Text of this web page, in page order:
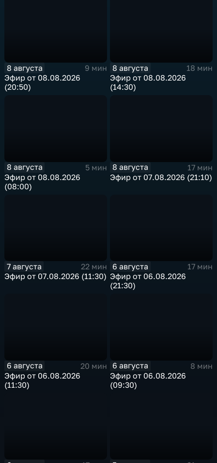
8 августа
9 мин
Эфир от 08.08.2026
(20:50)
8 августа
18 мин
Эфир от 08.08.2026
(14:30)
8 августа
5 мин
Эфир от 08.08.2026
(08:00)
8 августа
17 мин
Эфир от 07.08.2026 (21:10)
7 августа
22 мин
Эфир от 07.08.2026 (11:30)
6 августа
17 мин
Эфир от 06.08.2026
(21:30)
6 августа
20 мин
Эфир от 06.08.2026
(11:30)
6 августа
8 мин
Эфир от 06.08.2026
(09:30)